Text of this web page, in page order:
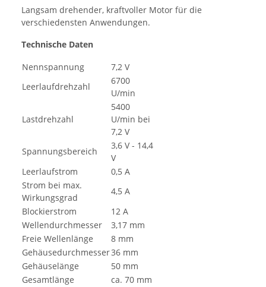
Langsam drehender, kraftvoller Motor für die
verschiedensten Anwendungen.
Technische Daten
Nennspannung
7,2 V
Leerlaufdrehzahl
6700
U/min
Lastdrehzahl
5400
U/min bei
7,2 V
Spannungsbereich
3,6 V - 14,4
V
Leerlaufstrom
0,5 A
Strom bei max.
Wirkungsgrad
4,5 A
Blockierstrom
12 A
Wellendurchmesser
3,17 mm
Freie Wellenlänge
8 mm
Gehäusedurchmesser36 mm
Gehäuselänge
50 mm
Gesamtlänge
ca. 70 mm